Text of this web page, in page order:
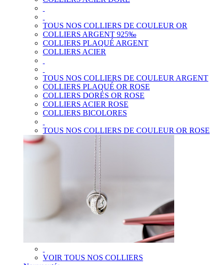
TOUS NOS COLLIERS DE COULEUR OR
COLLIERS ARGENT 925‰
COLLIERS PLAQUÉ ARGENT
COLLIERS ACIER
TOUS NOS COLLIERS DE COULEUR ARGENT
COLLIERS PLAQUÉ OR ROSE
COLLIERS DORÉS OR ROSE
COLLIERS ACIER ROSE
COLLIERS BICOLORES
TOUS NOS COLLIERS DE COULEUR OR ROSE
VOIR TOUS NOS COLLIERS